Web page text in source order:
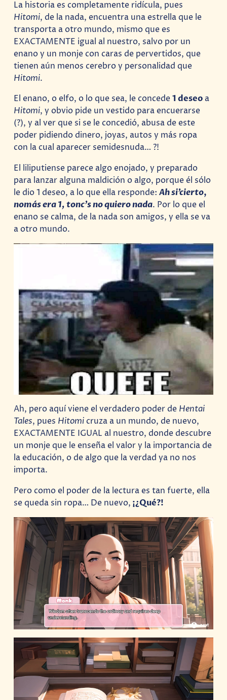
La historia es completamente ridícula, pues
Hitomi, de la nada, encuentra una estrella que le
transporta a otro mundo, mismo que es
EXACTAMENTE igual al nuestro, salvo por un
enano y un monje con caras de pervertidos, que
tienen aún menos cerebro y personalidad que
Hitomi.
El enano, o elfo, o lo que sea, le concede1 deseo a
Hitomi, y obvio pide un vestido para encuerarse
(?), y al ver que si se le concedió, abusa de este
poder pidiendo dinero, joyas, autos y más ropa
con la cual aparecer semidesnuda… ?!
El liliputiense parece algo enojado, y preparado
para lanzar alguna maldición o algo, porque él sólo
le dio 1 deseo, a lo que ella responde:Ah si’cierto,
nomás era 1, tonc’s no quiero nada. Por lo que el
enano se calma, de la nada son amigos, y ella se va
a otro mundo.
Ah, pero aquí viene el verdadero poder de Hentai
Tales, pues Hitomicruza a un mundo, de nuevo,
EXACTAMENTE IGUAL al nuestro, donde descubre
un monje que le enseña el valor y la importancia de
la educación, o de algo que la verdad ya no nos
importa.
Pero como el poder de la lectura es tan fuerte, ella
se queda sin ropa… De nuevo, ¡¿Qué?!